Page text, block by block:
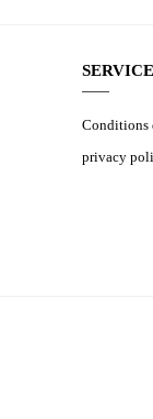
Conditions
privacy